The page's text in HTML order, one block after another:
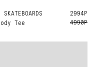
Tee
2994Р
4990Р